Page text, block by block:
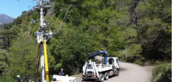
alta
tensión
Alicurá-
Pío
Protto
el
20